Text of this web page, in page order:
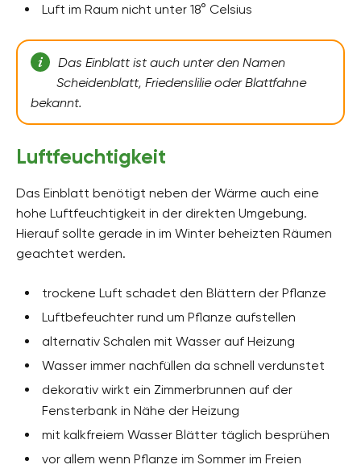
Luft im Raum nicht unter 18° Celsius
Das Einblatt ist auch unter den Namen
Scheidenblatt, Friedenslilie oder Blattfahne
bekannt.
Luftfeuchtigkeit
Das Einblatt benötigt neben der Wärme auch eine
hohe Luftfeuchtigkeit in der direkten Umgebung.
Hierauf sollte gerade in im Winter beheizten Räumen
geachtet werden.
trockene Luft schadet den Blättern der Pflanze
Luftbefeuchter rund um Pflanze aufstellen
alternativ Schalen mit Wasser auf Heizung
Wasser immer nachfüllen da schnell verdunstet
dekorativ wirkt ein Zimmerbrunnen auf der
Fensterbank in Nähe der Heizung
mit kalkfreiem Wasser Blätter täglich besprühen
vor allem wenn Pflanze im Sommer im Freien